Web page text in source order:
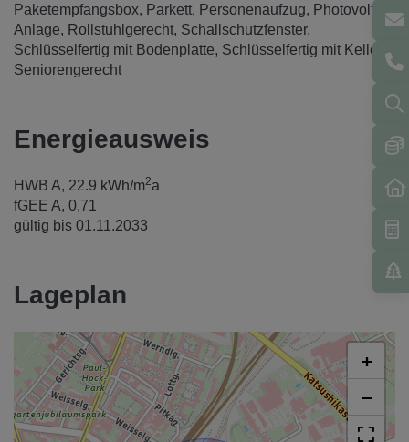
Paketempfangsbox Parkett Personenaufzug
Photovoltaik
Anlage
Rollstuhlgerecht Schallschutzfenster
Schlüsselfertig mit Bodenplatte Schlüsselfertig mit Keller
Seniorengerecht
Energieausweis
HWB A, 22.9 kWh/m2a
fGEE A, 0,71
gültig bis 01.11.2033
Lageplan
+
−